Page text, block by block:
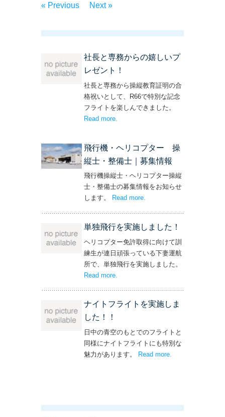
« Previous Next »
社長と専務からの嬉しいプ
レゼント！
社長と専務から操縦教育証明の合
格祝いとして、R66で特別な記念
フライトを楽しんできました。
Read more
飛行機・ヘリコプター 操
縦士・整備士｜募集情報
飛行機操縦士・ヘリコプター操縦
士・整備士の募集情報をお知らせ
します。
Read more– ‘飛行機・ヘリコプター
.
単独飛行を実施しました！
ヘリコプター免許取得に向けて訓
練生が連日頑張っている下妻運航
所で、単独飛行を実施しました。
Read more
ナイトフライトを実施しま
した！！
日中の青空のもとでのフライトと
同様にナイトフライトにも特別な
魅力があります。
Read more